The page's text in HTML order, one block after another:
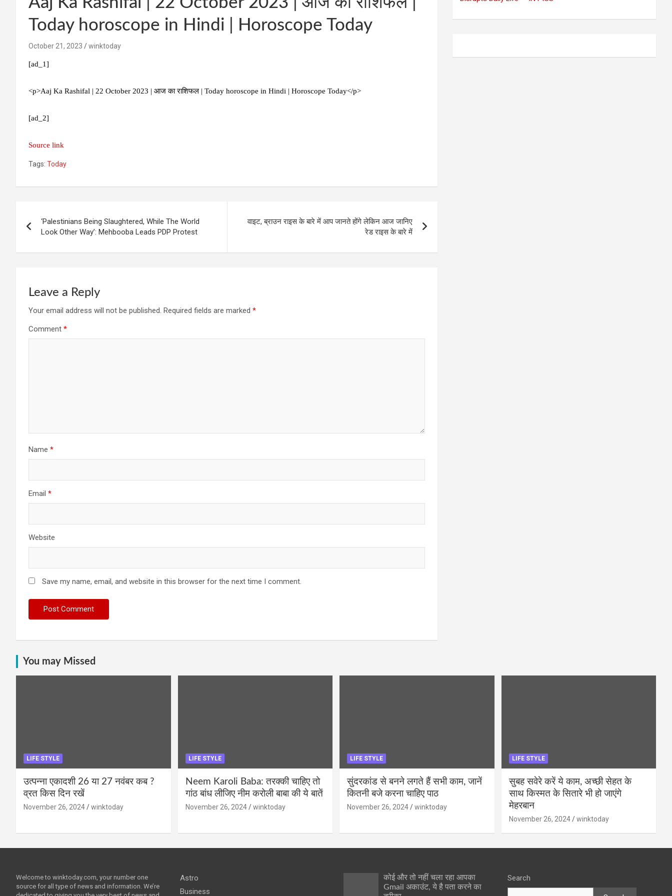
Today horoscope in Hindi | Horoscope Today
October 21, 2023 winktoday
[ad_1]
<p>Aaj Ka Rashifal | 22 October 2023 | आज का राशिफल | Today horoscope in Hindi | Horoscope Today</p>
[ad_2]
Source link
Tags: Today
navigation
‘Palestinians Being Slaughtered, While The World
Look Other Way’: Mehbooba Leads PDP Protest
वाइट, ब्राउन राइस के बारे में आप जानते होंगे लेकिन आज जानिए
रेड राइस के बारे में
Leave a Reply
Your email address will not be published. Required fields are marked *
Comment *
Name *
Email *
Website
Save my name, email, and website in this browser for the next time I comment.
You may Missed
LIFE STYLE
उत्पन्ना एकादशी 26 या 27 नवंबर कब ?
व्रत किस दिन रखें
November 26, 2024 winktoday
LIFE STYLE
Neem Karoli Baba: तरक्की चाहिए तो
गांठ बांध लीजिए नीम करोली बाबा की ये बातें
November 26, 2024 winktoday
LIFE STYLE
सुंदरकांड से बनने लगते हैं सभी काम, जानें
कितनी बजे करना चाहिए पाठ
November 26, 2024 winktoday
LIFE STYLE
सुबह सवेरे करें ये काम, अच्छी सेहत के
साथ किस्मत के सितारे भी हो जाएंगे
मेहरबान
November 26, 2024 winktoday
Welcome to winktoday.com, your number one
source for all type of news and information. We’re
Astro
Business
कोई और तो नहीं चला रहा आपका
Gmail अकाउंट, ये है पता करने का
Search